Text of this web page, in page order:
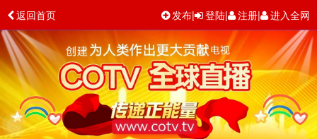
返回首页 发布| 登陆| 注册| 进入全网